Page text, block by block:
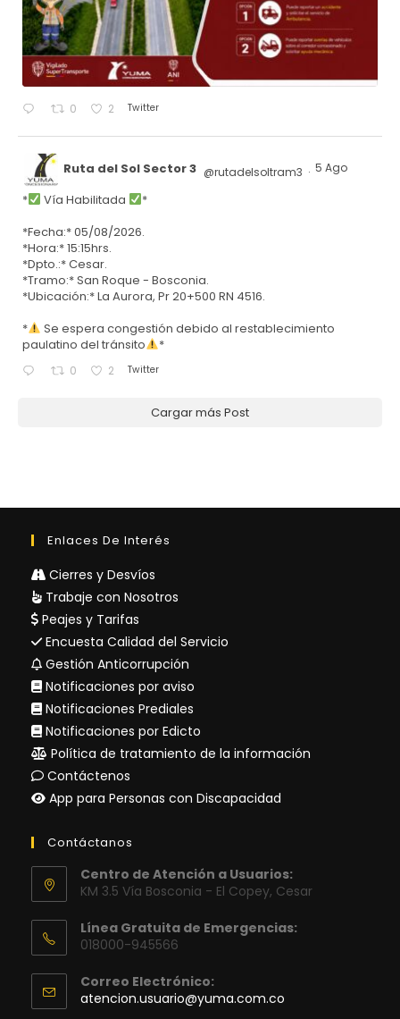
0 2 Twitter
Ruta del Sol Sector 3 @rutadelsoltram3 · 5 Ago
* Vía Habilitada
*
*Fecha:* 05/08/2026.
*Hora:* 15:15hrs.
*Dpto.:* Cesar.
*Tramo:* San Roque - Bosconia.
*Ubicación:* La Aurora, Pr 20+500 RN 4516.
*
Se espera congestión debido al restablecimiento
paulatino del tránsito
*
0 2 Twitter
Cargar más Post
Enlaces De Interés
Cierres y Desvíos
Trabaje con Nosotros
Peajes y Tarifas
Encuesta Calidad del Servicio
Gestión Anticorrupción
Notificaciones por aviso
Notificaciones Prediales
Notificaciones por Edicto
Política de tratamiento de la información
Contáctenos
App para Personas con Discapacidad
Contáctanos
Centro de Atención a Usuarios:
KM 3.5 Vía Bosconia - El Copey, Cesar
Línea Gratuita de Emergencias:
018000-945566
Correo Electrónico:
atencion.usuario@yuma.com.co